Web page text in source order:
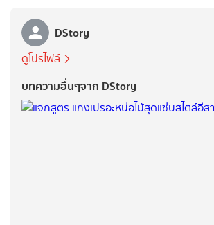
DStory
ดูโปรไฟล์
บทความอื่นๆจาก DStory